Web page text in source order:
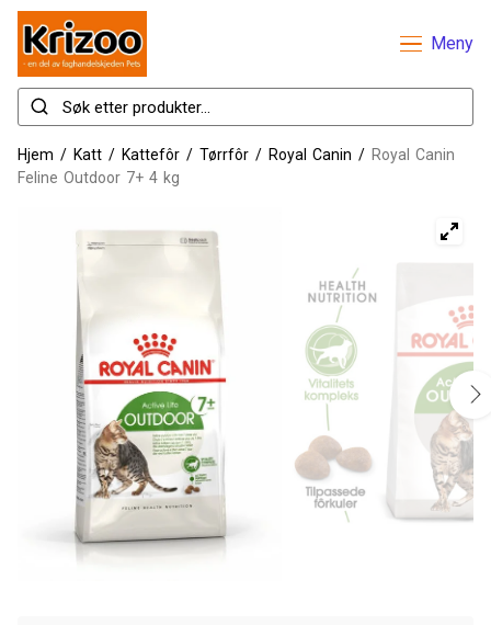
Meny
Hjem / Katt / Kattefôr / Tørrfôr / Royal Canin / Royal Canin
Feline Outdoor 7+ 4 kg